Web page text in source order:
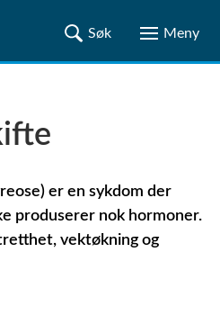
er en sykdom der
produserer nok hormoner.
vektøkning og